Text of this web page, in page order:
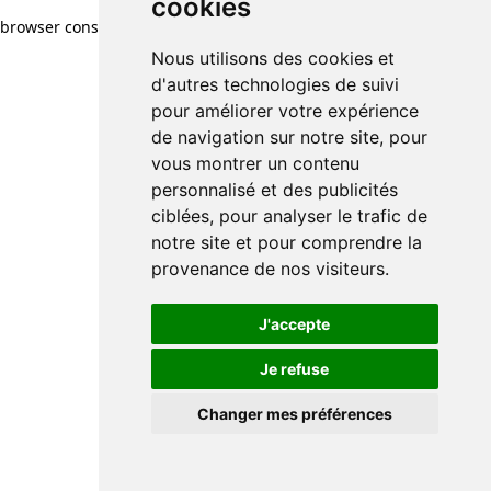
cookies
Nous utilisons des cookies et
d'autres technologies de suivi
pour améliorer votre expérience
de navigation sur notre site, pour
vous montrer un contenu
personnalisé et des publicités
ciblées, pour analyser le trafic de
notre site et pour comprendre la
provenance de nos visiteurs.
J'accepte
Je refuse
Changer mes préférences
browser console for more information)